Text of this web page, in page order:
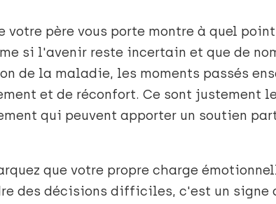
votre père vous porte montre à quel
si l'avenir reste incertain et que de
de la maladie, les moments passés
et de réconfort. Ce sont justement
qui peuvent apporter un soutien
que votre propre charge
des décisions difficiles, c'est un signe